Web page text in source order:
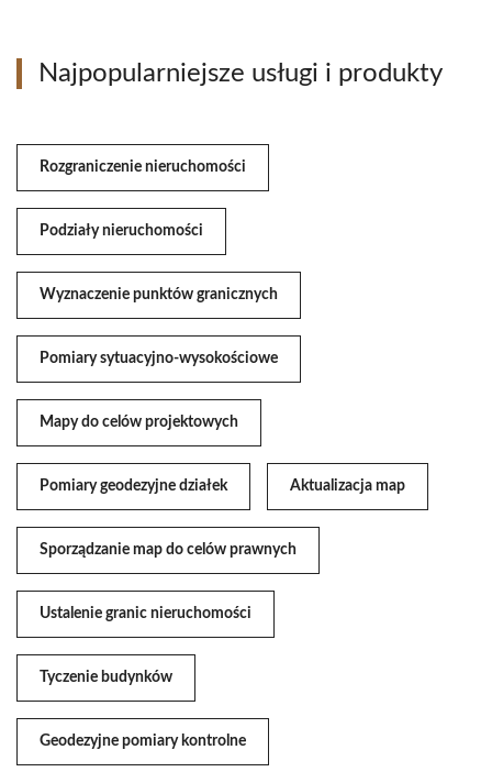
Najpopularniejsze usługi i produkty
Rozgraniczenie nieruchomości
Podziały nieruchomości
Wyznaczenie punktów granicznych
Pomiary sytuacyjno-wysokościowe
Mapy do celów projektowych
Pomiary geodezyjne działek Aktualizacja map
Sporządzanie map do celów prawnych
Ustalenie granic nieruchomości
Tyczenie budynków
Geodezyjne pomiary kontrolne